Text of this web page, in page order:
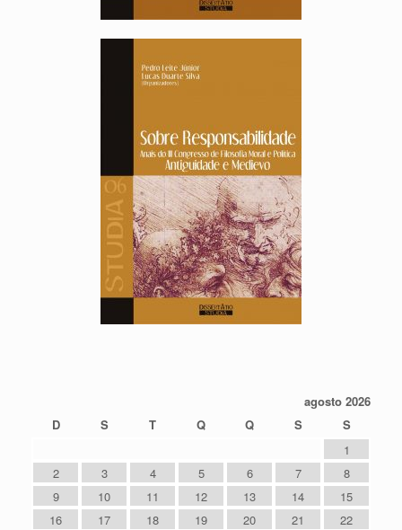
agosto 2026
D
S T Q Q S
S
1
2
3 4 5 6 7
8
9
10 11 12 13 14
15
16
17 18 19 20 21
22